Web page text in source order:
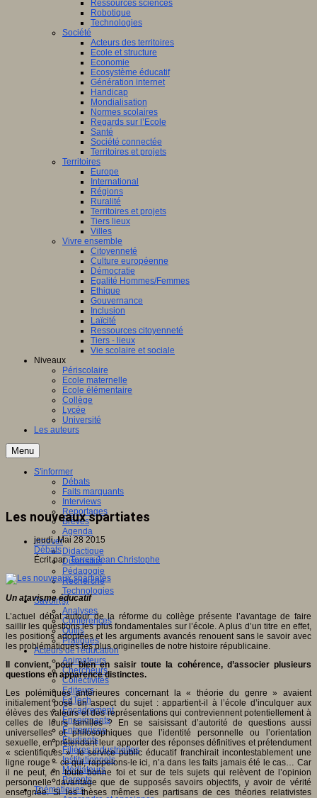
Ressources sciences
Robotique
Technologies
Société
Acteurs des territoires
Ecole et structure
Economie
Ecosystème éducatif
Génération internet
Handicap
Mondialisation
Normes scolaires
Regards sur l’Ecole
Santé
Société connectée
Territoires et projets
Territoires
Europe
International
Régions
Ruralité
Territoires et projets
Tiers lieux
Villes
Vivre ensemble
Citoyenneté
Culture européenne
Démocratie
Egalité Hommes/Femmes
Ethique
Gouvernance
Inclusion
Laïcité
Ressources citoyenneté
Tiers - lieux
Vie scolaire et sociale
Niveaux
Périscolaire
Ecole maternelle
Ecole élémentaire
Collège
Lycée
Université
Les auteurs
Menu
S'informer
Débats
Faits marquants
Interviews
Reportages
Brèves
Agenda
Innover
Didactique
Dispositifs
Pédagogie
Recherche
Technologies
Savoir(s)
Analyses
Conférences
Outils
Pratiques
Acteurs de l'éducation
Animateurs
Chercheurs
Collectivités
Editeurs
EdTech
Encadrement
Enseignants
Entreprises
Etudiants
Filières industrielles
Institutionnels
Médiateurs
Parents
Thématiques
Les nouveaux spartiates
jeudi, Mai 28 2015
Débats
Écrit parTorres Jean Christophe
Un atavisme éducatif
L’actuel débat autour de la réforme du collège présente l’avantage de faire
saillir les questions les plus fondamentales sur l’école. A plus d’un titre en effet,
les positions adoptées et les arguments avancés renouent sans le savoir avec
les problématiques les plus originelles de notre histoire républicaine.
Il convient, pour bien en saisir toute la cohérence, d’associer plusieurs
questions en apparence distinctes.
Les polémiques antérieures concernant la « théorie du genre » avaient
initialement posé un aspect du sujet : appartient-il à l’école d’inculquer aux
élèves des valeurs et des représentations qui contreviennent potentiellement à
celles de leurs familles ? En se saisissant d’autorité de questions aussi
universelles et philosophiques que l’identité personnelle ou l’orientation
sexuelle, en prétendant leur apporter des réponses définitives et prétendument
« scientifiques », le service public éducatif franchirait incontestablement une
ligne rouge – ce qui, rappelons-le ici, n’a dans les faits jamais été le cas… Car
il ne peut, en toute bonne foi et sur de tels sujets qui relèvent de l’opinion
personnelle davantage que de supposés savoirs objectifs, y avoir de vérité
enseignée. Si les thèses mêmes des partisans de ces théories relativistes